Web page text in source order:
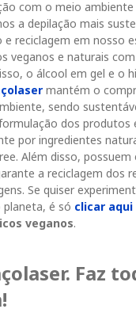
com o meio
a depilação mais
e reciclagem em nosso
veganos e naturais
o álcool em gel e o
mantém o
sendo
dos produtos
por ingredientes
Além disso, possuem
a reciclagem dos
Se quiser
planeta, é só clicar aqui
veganos.
Faz